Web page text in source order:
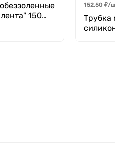
150
152,50 ₽/
Трубка